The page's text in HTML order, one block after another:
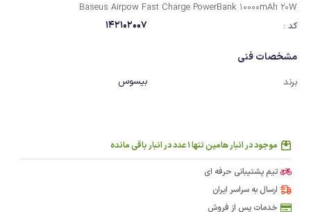
Baseus Airpow Fast Charge PowerBank 10000mAh 20W
کد :
142102007
مشخصات فنی
برند بیسوس
موجود در انبار هامین تنها 1 عدد در انبار باقی مانده
تیم پشتیبانی حرفه ای
ارسال به سراسر ایران
خدمات پس از فروش